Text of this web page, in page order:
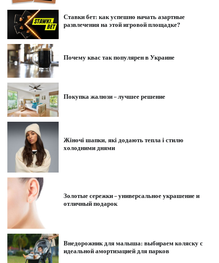
Ставки бет: как успешно начать азартные
развлечения на этой игровой площадке?
Почему квас так популярен в Украине
Покупка жалюзи – лучшее решение
Жіночі шапки, які додають тепла і стилю
холодними днями
Золотые сережки – универсальное украшение и
отличный подарок
Внедорожник для малыша: выбираем коляску с
идеальной амортизацией для парков